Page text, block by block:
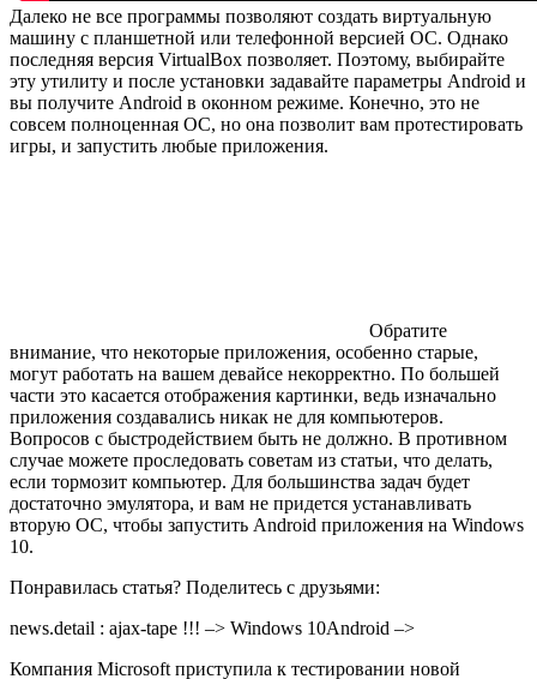
Далеко не все программы позволяют создать виртуальную
машину с планшетной или телефонной версией ОС. Однако
последняя версия VirtualBox позволяет. Поэтому, выбирайте
эту утилиту и после установки задавайте параметры Android и
вы получите Android в оконном режиме. Конечно, это не
совсем полноценная ОС, но она позволит вам протестировать
игры, и запустить любые приложения.
Обратите
внимание, что некоторые приложения, особенно старые,
могут работать на вашем девайсе некорректно. По большей
части это касается отображения картинки, ведь изначально
приложения создавались никак не для компьютеров.
Вопросов с быстродействием быть не должно. В противном
случае можете проследовать советам из статьи, что делать,
если тормозит компьютер. Для большинства задач будет
достаточно эмулятора, и вам не придется устанавливать
вторую ОС, чтобы запустить Android приложения на Windows
10.
Понравилась статья? Поделитесь с друзьями:
news.detail : ajax-tape !!! –> Windows 10Android –>
Компания Microsoft приступила к тестировании новой